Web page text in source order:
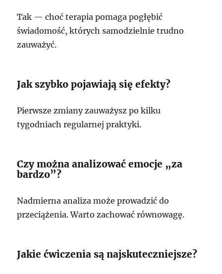
Tak — choć terapia pomaga pogłębić
świadomość, których samodzielnie trudno
zauważyć.
Jak szybko pojawiają się efekty?
Pierwsze zmiany zauważysz po kilku
tygodniach regularnej praktyki.
Czy można analizować emocje „za
bardzo”?
Nadmierna analiza może prowadzić do
przeciążenia. Warto zachować równowagę.
Jakie ćwiczenia są najskuteczniejsze?